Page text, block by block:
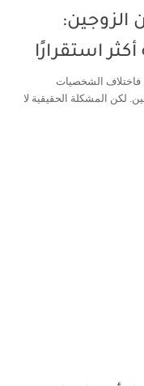
الزوجين:
استقرارًا
فاختلاف الشخصيات
لكن المشكلة الحقيقية لا